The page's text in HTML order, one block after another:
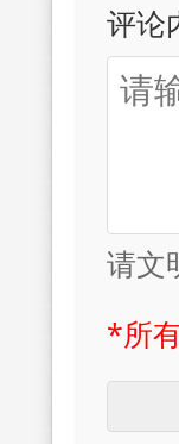
评论
请文
*所